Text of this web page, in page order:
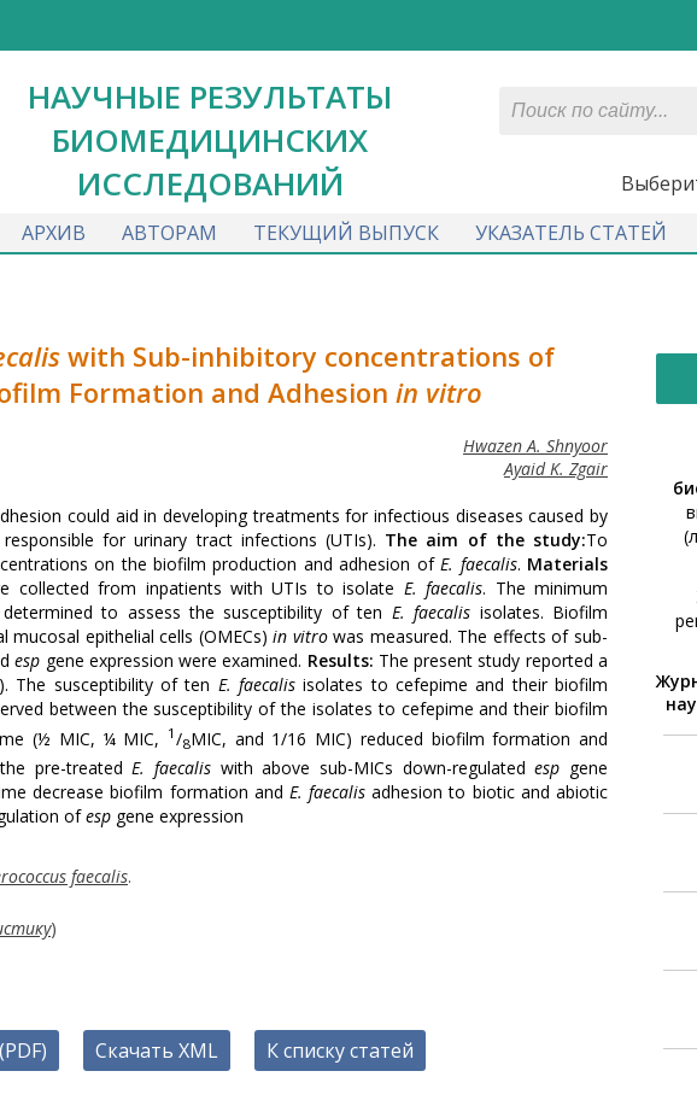
НАУЧНЫЕ РЕЗУЛЬТАТЫ
БИОМЕДИЦИНСКИХ
ИССЛЕДОВАНИЙ
АРХИВ АВТОРАМ ТЕКУЩИЙ ВЫПУСК УКАЗАТЕЛЬ СТАТЕЙ
with Sub-inhibitory concentrations of
Formation and Adhesion in vitro
Hwazen A. Shnyoor
Ayaid K. Zgair
could aid in developing treatments for infectious diseases caused by
for urinary tract infections (UTIs). The aim of the study:To
on the biofilm production and adhesion ofE. faecalis. Materials
collected from inpatients with UTIs to isolate E. faecalis. The minimum
to assess the susceptibility of ten E. faecalis isolates. Biofilm
epithelial cells (OMECs)in vitrowas measured. The effects of sub-
esp gene expression were examined. Results: The present study reported a
The susceptibility of ten E. faecalisisolates to cefepime and their biofilm
between the susceptibility of the isolates to cefepime and their biofilm
(½ MIC, ¼ MIC, 1 /8MIC, and 1/16 MIC) reduced biofilm formation and
the pre-treatedE. faecalis with above sub-MICs down-regulatedesp gene
decrease biofilm formation and E. faecalis adhesion to biotic and abiotic
ofesp gene expression
faecalis.
)
Скачать XML К списку статей